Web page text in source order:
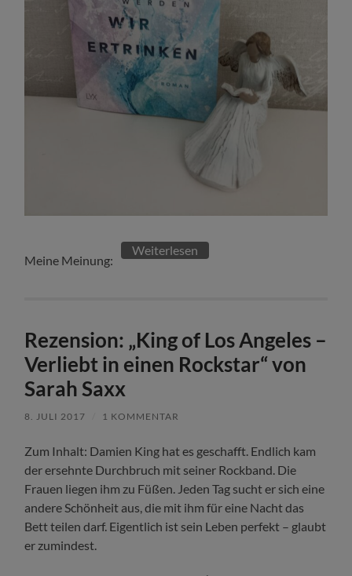
Meine Meinung:
Weiterlesen
Rezension: „King of Los Angeles –
Verliebt in einen Rockstar“ von
Sarah Saxx
8. JULI 2017 1 KOMMENTAR
Zum Inhalt: Damien King hat es geschafft. Endlich kam
der ersehnte Durchbruch mit seiner Rockband. Die
Frauen liegen ihm zu Füßen. Jeden Tag sucht er sich eine
andere Schönheit aus, die mit ihm für eine Nacht das
Bett teilen darf. Eigentlich ist sein Leben perfekt – glaubt
er zumindest.